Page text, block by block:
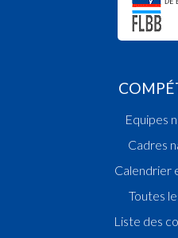
Equipes
Cadres
Calendrier
Toutes
Liste des